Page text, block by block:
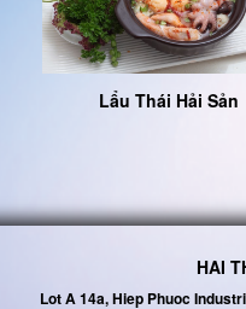
Lẩu Thái Hải Sản
HAI
Lot A 14a, Hiep Phuoc